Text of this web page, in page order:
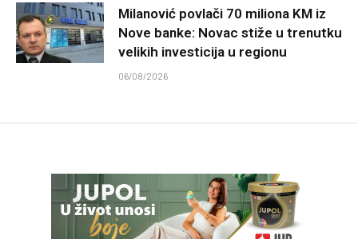
Milanović povlači 70 miliona KM iz
Nove banke: Novac stiže u trenutku
velikih investicija u regionu
06/08/2026